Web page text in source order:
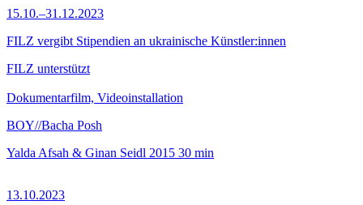
15.10.–31.12.2023
FILZ vergibt Stipendien an ukrainische Künstler:innen
FILZ unterstützt
Dokumentarfilm, Videoinstallation
BOY//Bacha Posh
Yalda Afsah & Ginan Seidl 2015 30 min
13.10.2023